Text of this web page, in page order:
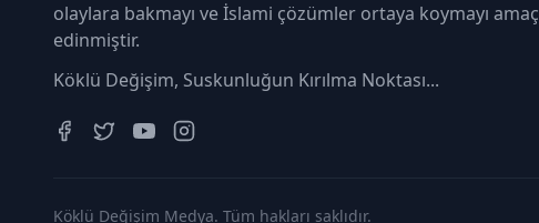
olaylara bakmayı ve İslami çözümler ortaya koymayı amaç
edinmiştir.
Köklü Değişim, Suskunluğun Kırılma Noktası...
Köklü Değişim Medya. Tüm hakları saklıdır.